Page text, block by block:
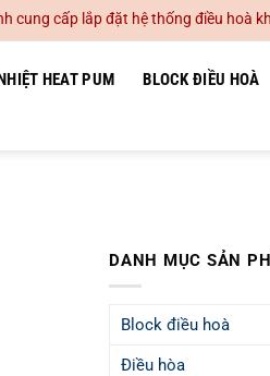
cấp lắp đặt hệ thống điều hoà
HEAT PUM BLOCK ĐIỀU HOÀ
DANH MỤC SẢN
Block điều hoà
Điều hòa